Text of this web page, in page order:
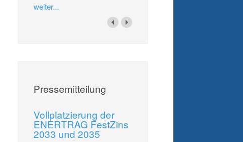
weiter...
Pressemitteilung
Vollplatzierung der
ENERTRAG FestZins
2033 und 2035